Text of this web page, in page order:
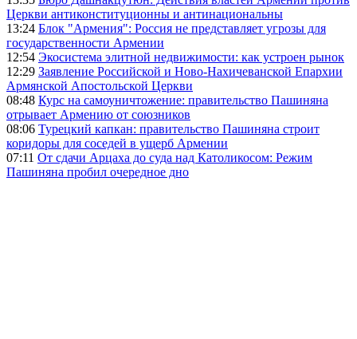
Церкви антиконституционны и антинациональны
13:24 Блок "Армения": Россия не представляет угрозы для
государственности Армении
12:54 Экосистема элитной недвижимости: как устроен рынок
12:29 Заявление Российской и Ново-Нахичеванской Епархии
Армянской Апостольской Церкви
08:48 Курс на самоуничтожение: правительство Пашиняна
отрывает Армению от союзников
08:06 Турецкий капкан: правительство Пашиняна строит
коридоры для соседей в ущерб Армении
07:11 От сдачи Арцаха до суда над Католикосом: Режим
Пашиняна пробил очередное дно